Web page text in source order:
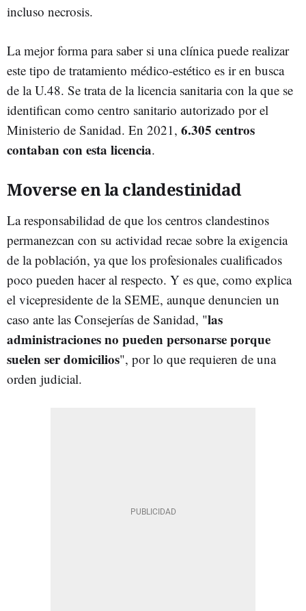
incluso necrosis.
La mejor forma para saber si una clínica puede realizar
este tipo de tratamiento médico-estético es ir en busca
de la U.48. Se trata de la licencia sanitaria con la que se
identifican como centro sanitario autorizado por el
Ministerio de Sanidad. En 2021, 6.305 centros
contaban con esta licencia.
Moverse en la clandestinidad
La responsabilidad de que los centros clandestinos
permanezcan con su actividad recae sobre la exigencia
de la población, ya que los profesionales cualificados
poco pueden hacer al respecto. Y es que, como explica
el vicepresidente de la SEME, aunque denuncien un
caso ante las Consejerías de Sanidad, "las
administraciones no pueden personarse porque
suelen ser domicilios", por lo que requieren de una
orden judicial.